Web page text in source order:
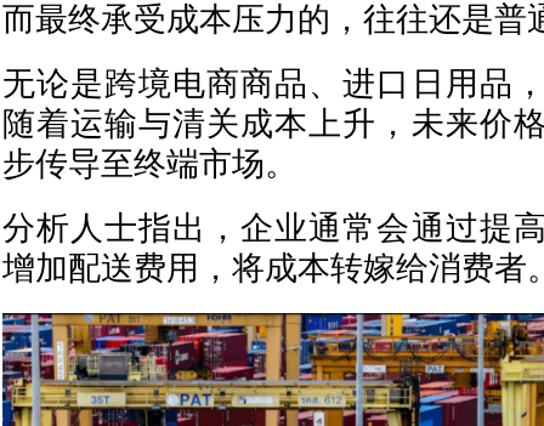
而最终承受成本压力的，往往还是普
无论是跨境电商商品、进口日用品
随着运输与清关成本上升，未来价
步传导至终端市场。
分析人士指出，企业通常会通过提
增加配送费用，将成本转嫁给消费者